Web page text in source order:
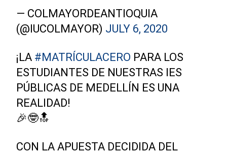
— COLMAYORDEANTIOQUIA
(@IUCOLMAYOR) JULY 6, 2020
¡LA #MATRÍCULACERO PARA LOS
ESTUDIANTES DE NUESTRAS IES
PÚBLICAS DE MEDELLÍN ES UNA
REALIDAD!
🎉🤓🔝
CON LA APUESTA DECIDIDA DEL